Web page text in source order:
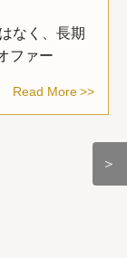
なく、長期
ファー
Read More
＞